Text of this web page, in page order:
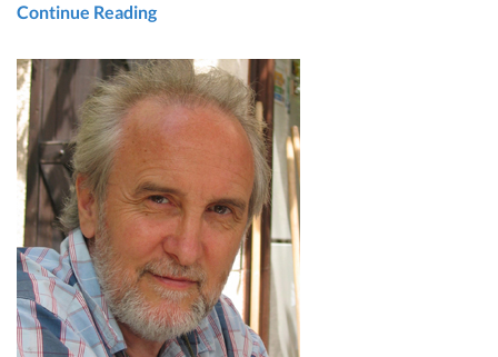
Continue Reading